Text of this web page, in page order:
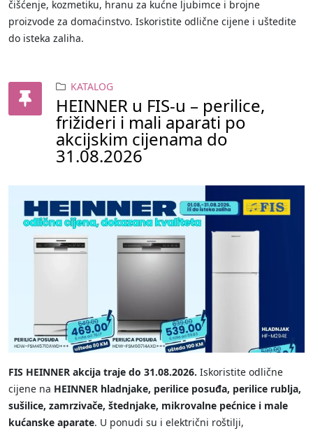
čišćenje, kozmetiku, hranu za kućne ljubimce i brojne
proizvode za domaćinstvo. Iskoristite odlične cijene i uštedite
do isteka zaliha.
KATALOG
HEINNER u FIS-u – perilice,
frižideri i mali aparati po
akcijskim cijenama do
31.08.2026
FIS HEINNER akcija traje do 31.08.2026. Iskoristite odlične
cijene na HEINNER hladnjake, perilice posuđa, perilice rublja,
sušilice, zamrzivače, štednjake, mikrovalne pećnice i male
kućanske aparate. U ponudi su i električni roštilji,